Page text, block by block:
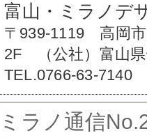
富山・ミラノデ
〒939-1119 高岡
2F （公社）富山
TEL.0766-63-
ミラノ通信